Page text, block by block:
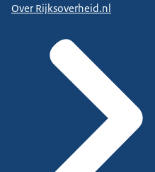
Over Rijksoverheid.nl